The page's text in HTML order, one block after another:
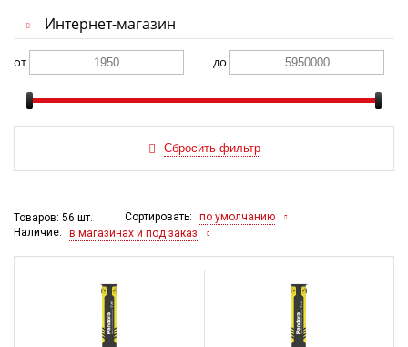
Интернет-магазин
от до
Товаров: 56 шт. Сортировать:
по умолчанию
Наличие:
в магазинах и под заказ